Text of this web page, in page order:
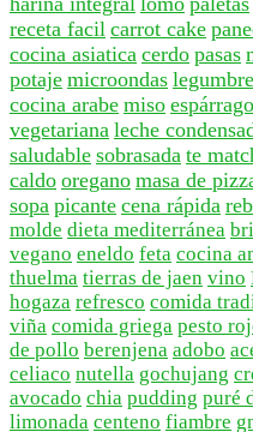
receta facil carrot cake
cocina asiatica cerdo pasas
potaje microondas
cocina arabe miso
vegetariana leche
saludable sobrasada te
caldo oregano masa de
sopa picante cena rápida
molde dieta mediterránea
vegano eneldo feta cocina
thuelma tierras de jaen vino
hogaza refresco comida
viña comida griega pesto
de pollo berenjena adobo
celiaco nutella gochujang
avocado chia pudding puré
limonada centeno fiambre